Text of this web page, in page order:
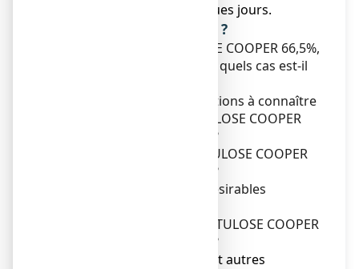
moins bien après quelques jours.
Que contient cette notice ?
1. Qu'est-ce que LACTULOSE COOPER 66,5%,
solution buvable et dans quels cas est-il
2. Quelles sont les informations à connaître
avant de prendre LACTULOSE COOPER
66,5%, solution buvable ?
3. Comment prendre LACTULOSE COOPER
66,5%, solution buvable ?
4. Quels sont les effets indésirables
5. Comment conserver LACTULOSE COOPER
66,5%, solution buvable ?
6. Contenu de l’emballage et autres